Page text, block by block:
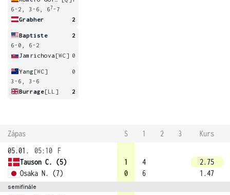
6-2, 3-6, 67-7
Grabher
2
Baptiste
2
6-0, 6-2
Jamrichova [WC] 0
Yang[WC]
0
3-6, 3-6
Burrage[LL] 2
Zápas S 1 2 3
Kurs
05.01.
05:10
F
Tauson C. (5)
Osaka N. (7)
1
0
4
6
2.75
1.47
semifinále